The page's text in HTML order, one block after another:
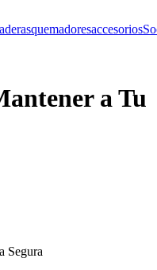
quemadoresaccesorios
a Tu
Segura